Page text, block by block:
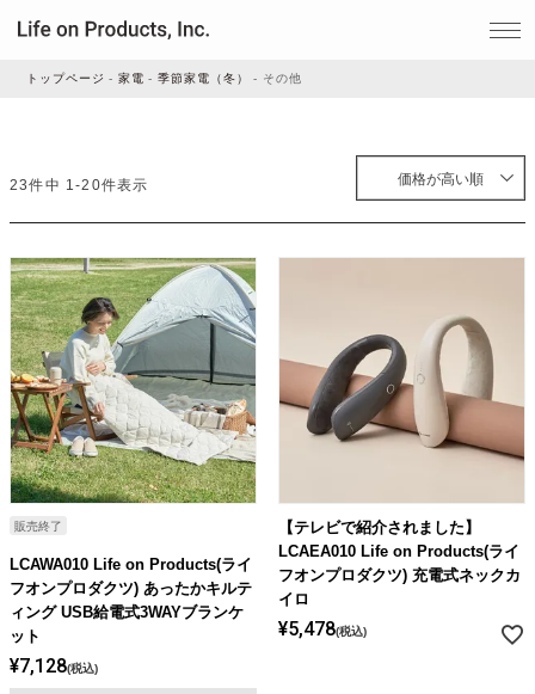
家事・生活雑貨
ルームフレグランス
ビューティー
デジタル雑貨
ライト・シーリングファン
アクセサリー・消耗品
トップページ 家電 季節家電（冬） その他
価格が高い順
23件中 1-20件表示
販売終了
LCAWA010 Life on Products(ライ
フオンプロダクツ) あったかキルテ
ィング USB給電式3WAYブランケ
ット
¥7,128 税込
【テレビで紹介されました】
LCAEA010 Life on Products(ライ
フオンプロダクツ) 充電式ネックカ
イロ
¥5,478 税込